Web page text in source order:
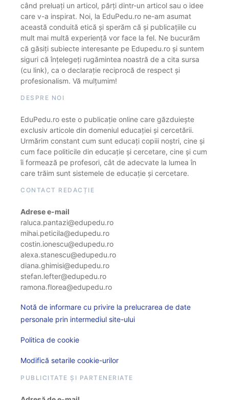
când preluați un articol, părți dintr-un articol sau o idee
care v-a inspirat. Noi, la EduPedu.ro ne-am asumat
această conduită etică și sperăm că și publicațiile cu
mult mai multă experiență vor face la fel. Ne bucurăm
că găsiți subiecte interesante pe Edupedu.ro și suntem
siguri că înțelegeți rugămintea noastră de a cita sursa
(cu link), ca o declarație reciprocă de respect și
profesionalism. Vă mulțumim!
DESPRE NOI
EduPedu.ro este o publicație online care găzduiește
exclusiv articole din domeniul educației și cercetării.
Urmărim constant cum sunt educați copiii noștri, cine și
cum face politicile din educație și cercetare, cine și cum
îi formează pe profesori, cât de adecvate la lumea în
care trăim sunt sistemele de educație și cercetare.
CONTACT REDACȚIE
Adrese e-mail
raluca.pantazi@edupedu.ro
mihai.peticila@edupedu.ro
costin.ionescu@edupedu.ro
alexa.stanescu@edupedu.ro
diana.ghimisi@edupedu.ro
stefan.lefter@edupedu.ro
ramona.florea@edupedu.ro
Notă de informare cu privire la prelucrarea de date
personale prin intermediul site-ului
Politica de cookie
Modifică setarile cookie-urilor
PUBLICITATE ȘI PARTENERIATE